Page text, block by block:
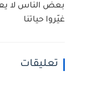
بعض الناس لا
غيّروا حياتنا
تعليقات